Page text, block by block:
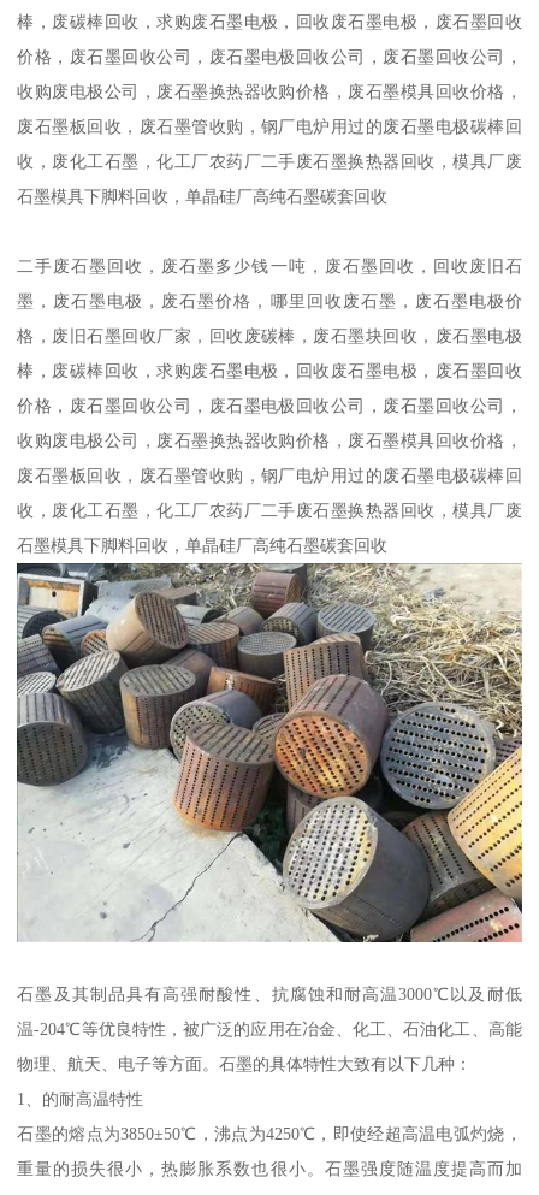
棒，废碳棒回收，求购废石墨电极，回收废石墨电极，废石墨回收
价格，废石墨回收公司，废石墨电极回收公司，废石墨回收公司，
收购废电极公司，废石墨换热器收购价格，废石墨模具回收价格，
废石墨板回收，废石墨管收购，钢厂电炉用过的废石墨电极碳棒回
收，废化工石墨，化工厂农药厂二手废石墨换热器回收，模具厂废
石墨模具下脚料回收，单晶硅厂高纯石墨碳套回收
二手废石墨回收，废石墨多少钱一吨，废石墨回收，回收废旧石
墨，废石墨电极，废石墨价格，哪里回收废石墨，废石墨电极价
格，废旧石墨回收厂家，回收废碳棒，废石墨块回收，废石墨电极
棒，废碳棒回收，求购废石墨电极，回收废石墨电极，废石墨回收
价格，废石墨回收公司，废石墨电极回收公司，废石墨回收公司，
收购废电极公司，废石墨换热器收购价格，废石墨模具回收价格，
废石墨板回收，废石墨管收购，钢厂电炉用过的废石墨电极碳棒回
收，废化工石墨，化工厂农药厂二手废石墨换热器回收，模具厂废
石墨模具下脚料回收，单晶硅厂高纯石墨碳套回收
石墨及其制品具有高强耐酸性、抗腐蚀和耐高温3000℃以及耐低
温-204℃等优良特性，被广泛的应用在冶金、化工、石油化工、高能
物理、航天、电子等方面。石墨的具体特性大致有以下几种：
1、的耐高温特性
石墨的熔点为3850±50℃，沸点为4250℃，即使经超高温电弧灼烧，
重量的损失很小，热膨胀系数也很小。石墨强度随温度提高而加